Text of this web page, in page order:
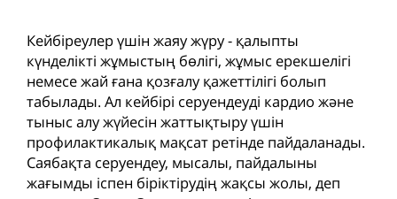
Кейбіреулер үшін жаяу жүру - қалыпты
күнделікті жұмыстың бөлігі, жұмыс ерекшелігі
немесе жай ғана қозғалу қажеттілігі болып
табылады. Ал кейбірі серуендеуді кардио және
тыныс алу жүйесін жаттықтыру үшін
профилактикалық мақсат ретінде пайдаланады.
Саябақта серуендеу, мысалы, пайдалыны
жағымды іспен біріктірудің жақсы жолы, деп